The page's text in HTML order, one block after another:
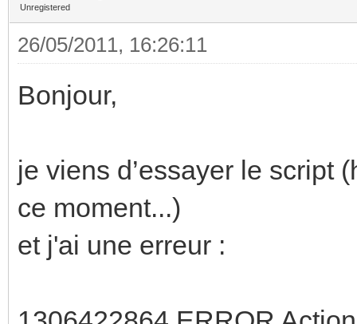
Unregistered
26/05/2011, 16:26:11
Bonjour,
je viens d’essayer le script
ce moment...)
et j'ai une erreur :